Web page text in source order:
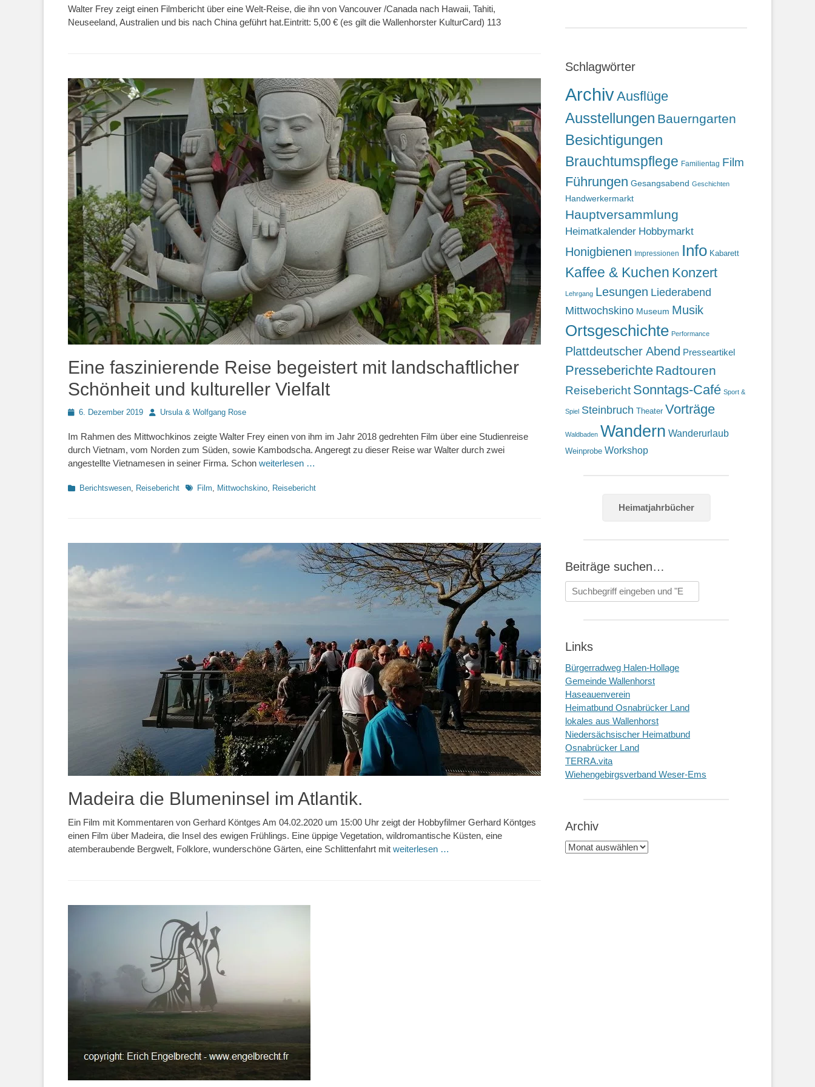
Walter Frey zeigt einen Filmbericht über eine Welt-Reise, die ihn von Vancouver /Canada nach Hawaii, Tahiti,
Neuseeland, Australien und bis nach China geführt hat.Eintritt: 5,00 € (es gilt die Wallenhorster KulturCard) 113
Eine faszinierende Reise begeistert mit landschaftlicher
Schönheit und kultureller Vielfalt
Posted6. Dezember 2019 AutorUrsula & Wolfgang Rose
Im Rahmen des Mittwochkinos zeigte Walter Frey einen von ihm im Jahr 2018 gedrehten Film über eine Studienreise
durch Vietnam, vom Norden zum Süden, sowie Kambodscha. Angeregt zu dieser Reise war Walter durch zwei
angestellte Vietnamesen in seiner Firma. Schon weiterlesen …
Kategorien
Berichtswesen Reisebericht Schlagworte
Film Mittwochskino Reisebericht
Madeira die Blumeninsel im Atlantik.
Ein Film mit Kommentaren von Gerhard Köntges Am 04.02.2020 um 15:00 Uhr zeigt der Hobbyfilmer Gerhard Köntges
einen Film über Madeira, die Insel des ewigen Frühlings. Eine üppige Vegetation, wildromantische Küsten, eine
atemberaubende Bergwelt, Folklore, wunderschöne Gärten, eine Schlittenfahrt mit weiterlesen …
Schlagwörter
ArchivAusflüge
Ausstellungen Bauerngarten
Besichtigungen
Brauchtumspflege Familientag Film
Führungen Gesangsabend Geschichten
Handwerkermarkt
Hauptversammlung
Heimatkalender Hobbymarkt
Honigbienen Impressionen Info Kabarett
Kaffee & Kuchen Konzert
Lehrgang Lesungen Liederabend
Mittwochskino Museum Musik
Ortsgeschichte Performance
Plattdeutscher Abend Presseartikel
Presseberichte Radtouren
Reisebericht Sonntags-Café Sport &
Spiel Steinbruch Theater Vorträge
Waldbaden Wandern Wanderurlaub
Weinprobe Workshop
Heimatjahrbücher
Beiträge suchen…
Suchen
nach:
Links
Bürgerradweg Halen-Hollage
Gemeinde Wallenhorst
Haseauenverein
Heimatbund Osnabrücker Land
lokales aus Wallenhorst
Niedersächsischer Heimatbund
Osnabrücker Land
TERRA.vita
Wiehengebirgsverband Weser-Ems
Archiv
Archiv